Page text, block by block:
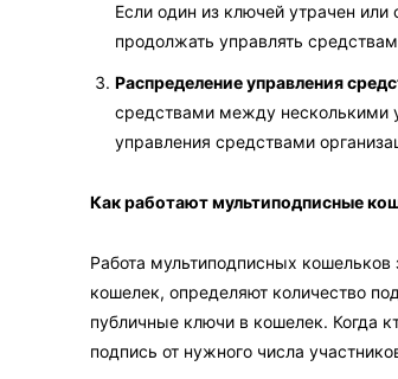
Если один из ключей утрачен
продолжать управлять
Распределение управления
средствами между несколькими
управления средствами
Как работают мультиподписные
Работа мультиподписных
кошелек, определяют количество
публичные ключи в кошелек. Когда
подпись от нужного числа